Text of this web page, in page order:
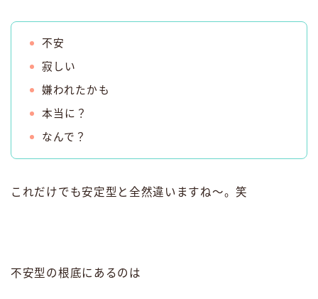
不安
寂しい
嫌われたかも
本当に？
なんで？
これだけでも安定型と全然違いますね〜。笑
不安型の根底にあるのは